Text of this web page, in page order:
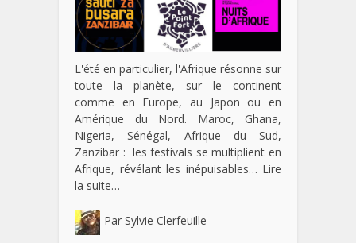
L'été en particulier, l'Afrique résonne sur
toute la planète, sur le continent
comme en Europe, au Japon ou en
Amérique du Nord. Maroc, Ghana,
Nigeria, Sénégal, Afrique du Sud,
Zanzibar : les festivals se multiplient en
Afrique, révélant les inépuisables… Lire
la suite…
Par Sylvie Clerfeuille